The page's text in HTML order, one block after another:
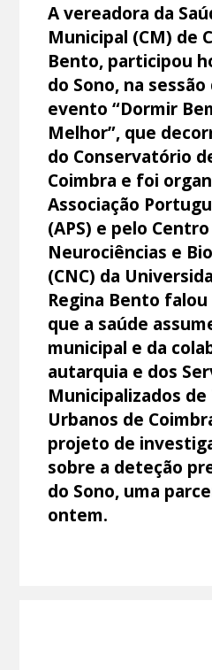
A vereadora da
Municipal (CM) de
Bento, participou
do Sono, na
evento “Dormir
Melhor”, que
do Conservatório
Coimbra e foi
Associação
(APS) e pelo
Neurociências e
(CNC) da
Regina Bento
que a saúde
municipal e da
autarquia e dos
Municipalizados
Urbanos de
projeto de
sobre a deteção
do Sono, uma
ontem.